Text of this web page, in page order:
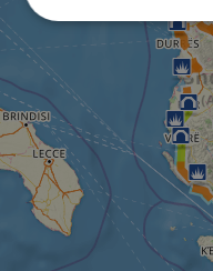
Strictement
nécessaires